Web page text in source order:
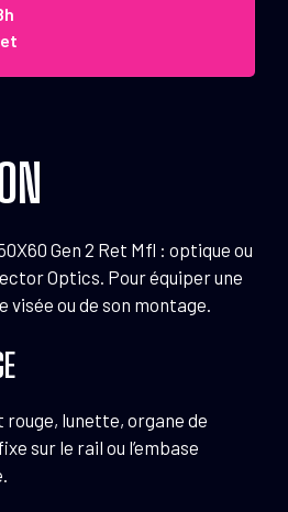
Gen 2 Ret Mfl : optique ou
Optics. Pour équiper une
visée ou de son montage.
rouge, lunette, organe de
sur le rail ou l’embase